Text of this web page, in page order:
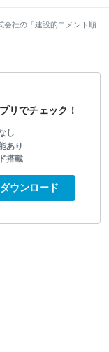
会社の「建設的コメント順
リでチェック！
し
あり
搭載
ウンロード